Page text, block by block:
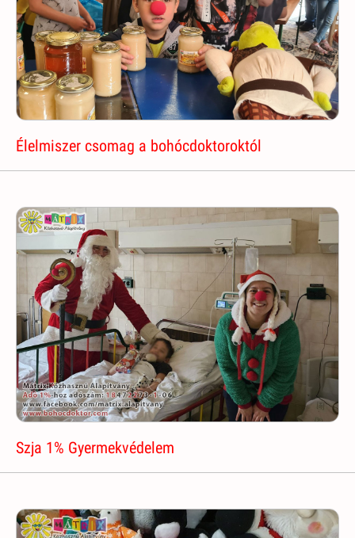
Élelmiszer csomag a bohócdoktoroktól
Szja 1% Gyermekvédelem